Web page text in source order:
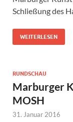
Schließung des
WEITERLESEN
RUNDSCHAU
Marburger
MOSH
31. Januar 2016